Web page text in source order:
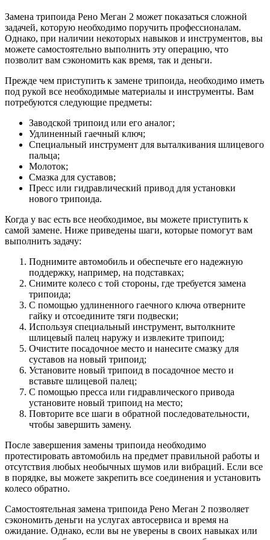
Замена трипоида Рено Меган 2 может показаться сложной
задачей, которую необходимо поручить профессионалам.
Однако, при наличии некоторых навыков и инструментов, вы
можете самостоятельно выполнить эту операцию, что
позволит вам сэкономить как время, так и деньги.
Прежде чем приступить к замене трипоида, необходимо иметь
под рукой все необходимые материалы и инструменты. Вам
потребуются следующие предметы:
Заводской трипоид или его аналог;
Удлиненный гаечный ключ;
Специальный инструмент для выталкивания шлицевого
пальца;
Молоток;
Смазка для суставов;
Пресс или гидравлический привод для установки
нового трипоида.
Когда у вас есть все необходимое, вы можете приступить к
самой замене. Ниже приведены шаги, которые помогут вам
выполнить задачу:
Поднимите автомобиль и обеспечьте его надежную
поддержку, например, на подставках;
Снимите колесо с той стороны, где требуется замена
трипоида;
С помощью удлиненного гаечного ключа отверните
гайку и отсоедините тяги подвески;
Используя специальный инструмент, вытолкните
шлицевый палец наружу и извлеките трипоид;
Очистите посадочное место и нанесите смазку для
суставов на новый трипоид;
Установите новый трипоид в посадочное место и
вставьте шлицевой палец;
С помощью пресса или гидравлического привода
установите новый трипоид на место;
Повторите все шаги в обратной последовательности,
чтобы завершить замену.
После завершения замены трипоида необходимо
протестировать автомобиль на предмет правильной работы и
отсутствия любых необычных шумов или вибраций. Если все
в порядке, вы можете закрепить все соединения и установить
колесо обратно.
Самостоятельная замена трипоида Рено Меган 2 позволяет
сэкономить деньги на услугах автосервиса и время на
ожидание. Однако, если вы не уверены в своих навыках или